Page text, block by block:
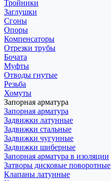
Тройники
Заглушки
Сгоны
Опоры
Компенсаторы
Отрезки трубы
Бочата
Муфты
Отводы гнутые
Резьба
Хомуты
Запорная арматура
Запорная арматура
Задвижки латунные
Задвижки стальные
Задвижки чугунные
Задвижки шиберные
Запорная арматура в изоляции
Затворы дисковые поворотные
Клапаны латунные